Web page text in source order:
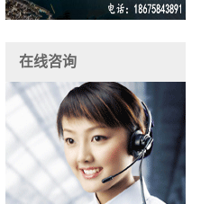
在线咨询